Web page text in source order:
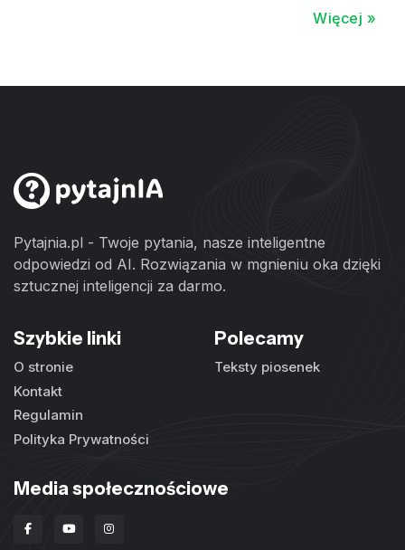
Więcej »
Pytajnia.pl - Twoje pytania, nasze inteligentne
odpowiedzi od AI. Rozwiązania w mgnieniu oka dzięki
sztucznej inteligencji za darmo.
Szybkie linki
O stronie
Kontakt
Regulamin
Polityka Prywatności
Polecamy
Teksty piosenek
Media społecznościowe